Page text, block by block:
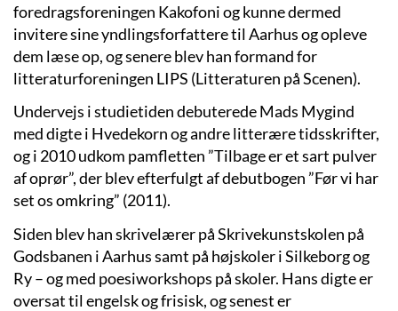
foredragsforeningen Kakofoni og kunne dermed
invitere sine yndlingsforfattere til Aarhus og opleve
dem læse op, og senere blev han formand for
litteraturforeningen LIPS (Litteraturen på Scenen).
Undervejs i studietiden debuterede Mads Mygind
med digte i Hvedekorn og andre litterære tidsskrifter,
og i 2010 udkom pamfletten ”Tilbage er et sart pulver
af oprør”, der blev efterfulgt af debutbogen ”Før vi har
set os omkring” (2011).
Siden blev han skrivelærer på Skrivekunstskolen på
Godsbanen i Aarhus samt på højskoler i Silkeborg og
Ry – og med poesiworkshops på skoler. Hans digte er
oversat til engelsk og frisisk, og senest er